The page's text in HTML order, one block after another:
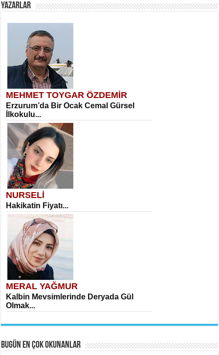
YAZARLAR
MEHMET TOYGAR ÖZDEMİR
Erzurum’da Bir Ocak Cemal Gürsel
İlkokulu...
NURSELİ
Hakikatin Fiyatı...
MERAL YAĞMUR
Kalbin Mevsimlerinde Deryada Gül
Olmak...
BUGÜN EN ÇOK OKUNANLAR